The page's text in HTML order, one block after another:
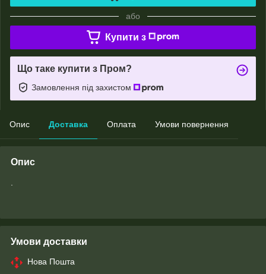
або
Купити з
Що таке купити з Пром?
Замовлення під захистом
Опис Доставка Оплата Умови повернення
Опис
Умови доставки
Нова Пошта